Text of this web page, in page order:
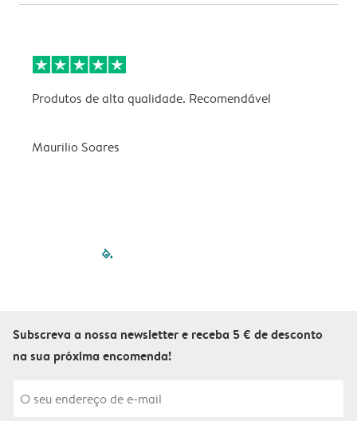
Produtos de alta qualidade. Recomendável
Maurilio Soares
filled-pagination
Subscreva a nossa newsletter e receba 5 € de desconto
na sua próxima encomenda!